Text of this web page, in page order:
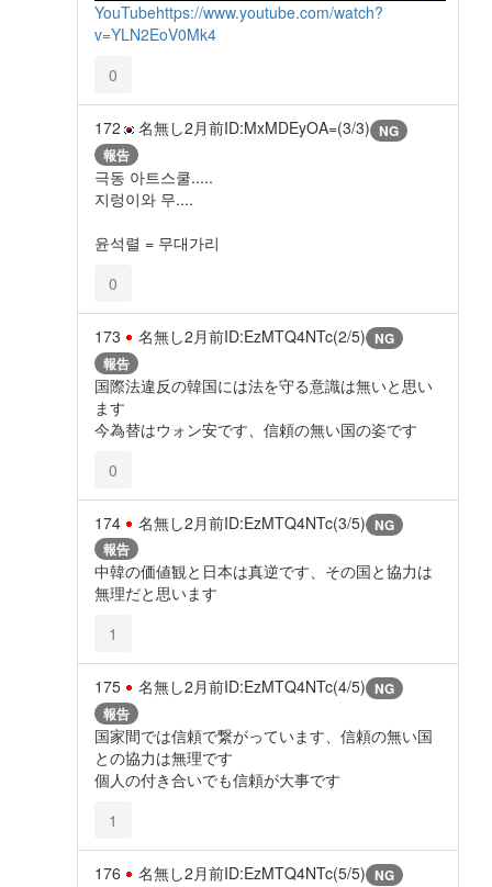
YouTubehttps://www.youtube.com/watch?
v=YLN2EoV0Mk4
0
172 名無し2月前ID:MxMDEyOA=(3/3) NG
報告
극동 아트스쿨.....
지렁이와 무....
윤석렬 = 무대가리
0
173 名無し2月前ID:EzMTQ4NTc(2/5) NG
報告
国際法違反の韓国には法を守る意識は無いと思い
ます
今為替はウォン安です、信頼の無い国の姿です
0
174 名無し2月前ID:EzMTQ4NTc(3/5) NG
報告
中韓の価値観と日本は真逆です、その国と協力は
無理だと思います
1
175 名無し2月前ID:EzMTQ4NTc(4/5) NG
報告
国家間では信頼で繋がっています、信頼の無い国
との協力は無理です
個人の付き合いでも信頼が大事です
1
176 名無し2月前ID:EzMTQ4NTc(5/5) NG